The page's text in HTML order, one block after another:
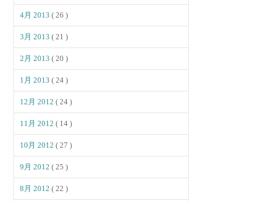
4月 2013( 26 )
3月 2013( 21 )
2月 2013( 20 )
1月 2013( 24 )
12月 2012( 24 )
11月 2012( 14 )
10月 2012( 27 )
9月 2012( 25 )
8月 2012( 22 )